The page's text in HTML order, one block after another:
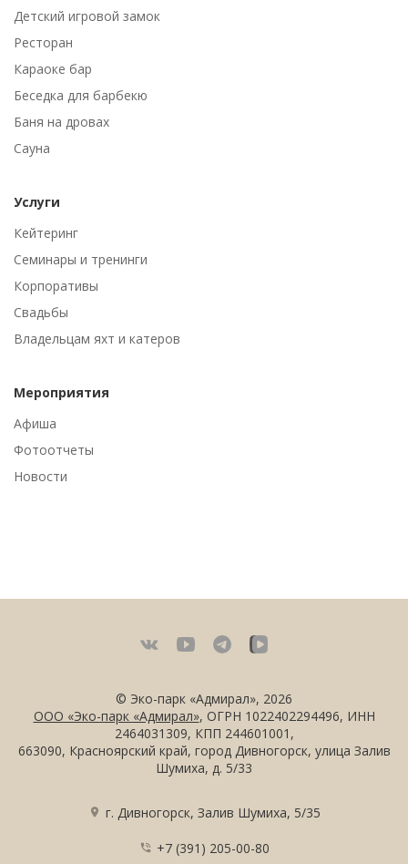
Детский игровой замок
Ресторан
Караоке бар
Беседка для барбекю
Баня на дровах
Сауна
Услуги
Кейтеринг
Семинары и тренинги
Корпоративы
Свадьбы
Владельцам яхт и катеров
Мероприятия
Афиша
Фотоотчеты
Новости
© Эко-парк «Адмирал», 2026
ООО «Эко-парк «Адмирал», ОГРН 1022402294496, ИНН
2464031309, КПП 244601001,
663090, Красноярский край, город Дивногорск, улица Залив
Шумиха, д. 5/33
г. Дивногорск, Залив Шумиха, 5/35
+7 (391) 205-00-80